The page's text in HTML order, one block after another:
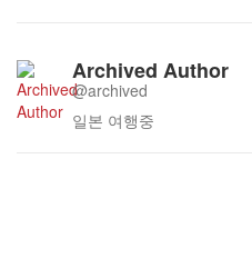
Archived Author
@archived
일본 여행중